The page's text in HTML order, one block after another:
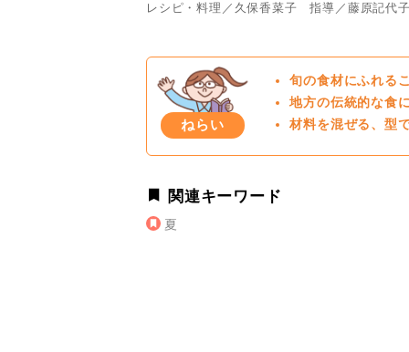
レシピ・料理／久保香菜子 指導／藤原記代
ねらい
旬の食材にふれる
地方の伝統的な食
材料を混ぜる、型
関連キーワード
夏